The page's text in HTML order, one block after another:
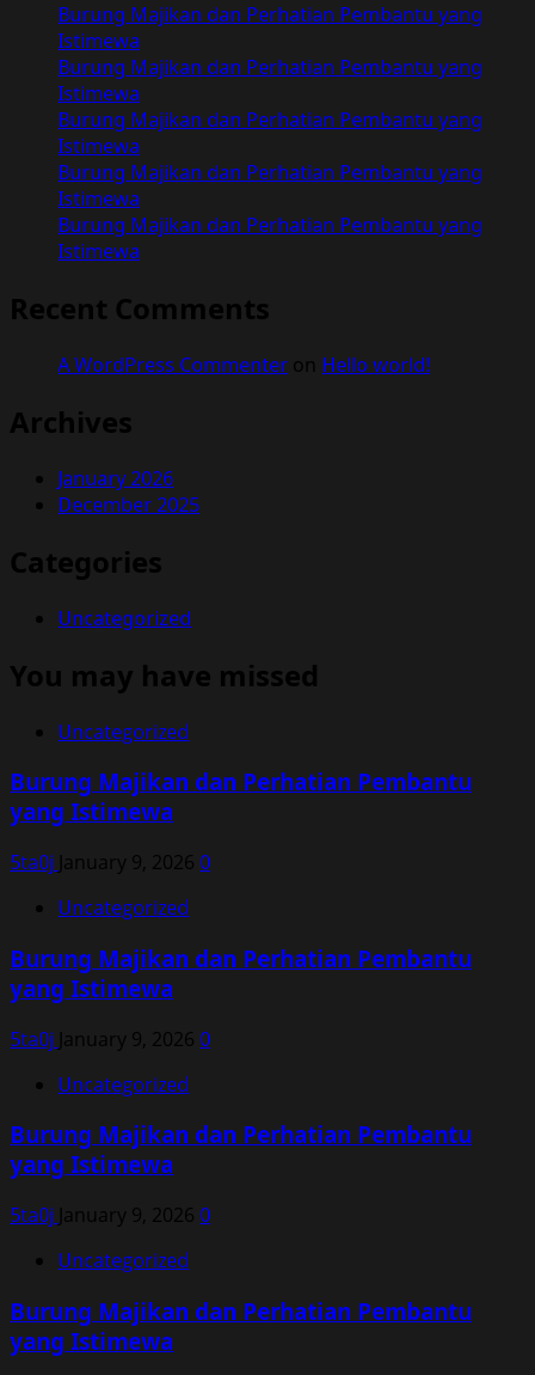
Burung Majikan dan Perhatian Pembantu yang
Istimewa
Burung Majikan dan Perhatian Pembantu yang
Istimewa
Burung Majikan dan Perhatian Pembantu yang
Istimewa
Burung Majikan dan Perhatian Pembantu yang
Istimewa
Burung Majikan dan Perhatian Pembantu yang
Istimewa
Recent Comments
A WordPress Commenter on Hello world!
Archives
January 2026
December 2025
Categories
Uncategorized
You may have missed
Uncategorized
Burung Majikan dan Perhatian Pembantu
yang Istimewa
5ta0j January 9, 2026 0
Uncategorized
Burung Majikan dan Perhatian Pembantu
yang Istimewa
5ta0j January 9, 2026 0
Uncategorized
Burung Majikan dan Perhatian Pembantu
yang Istimewa
5ta0j January 9, 2026 0
Uncategorized
Burung Majikan dan Perhatian Pembantu
yang Istimewa